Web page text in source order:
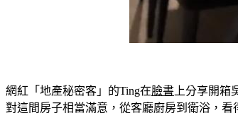
網紅「地產秘密客」的Ting在臉書 上分享開
對這間房子相當滿意，從客廳廚房到衛浴，看